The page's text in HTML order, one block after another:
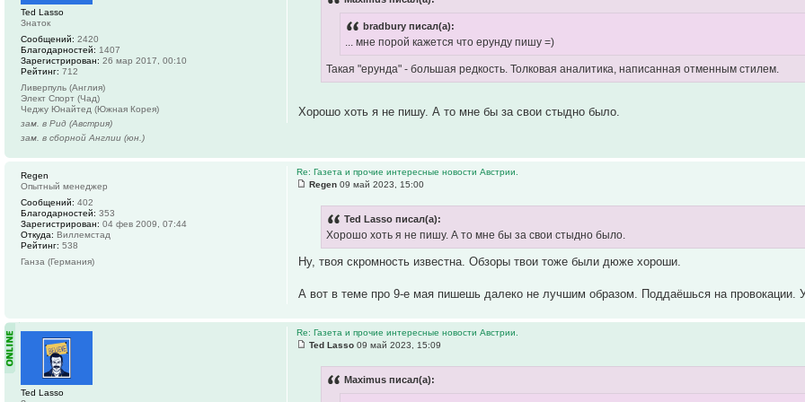
bradbury писал(а):
... мне порой кажется что ерунду пишу =)
Такая "ерунда" - большая редкость. Толковая аналитика, написанная отменным стилем.
Хорошо хоть я не пишу. А то мне бы за свои стыдно было.
Ted Lasso
Знаток
Сообщений: 2420
Благодарностей: 1407
Зарегистрирован: 26 мар 2017, 00:10
Рейтинг: 712
Ливерпуль (Англия)
Элект Спорт (Чад)
Чеджу Юнайтед (Южная Корея)
зам. в Рид (Австрия)
зам. в сборной Англии (юн.)
Re: Газета и прочие интересные новости Австрии.
Regen 09 май 2023, 15:00
Ted Lasso писал(а):
Хорошо хоть я не пишу. А то мне бы за свои стыдно было.
Ну, твоя скромность известна. Обзоры твои тоже были дюже хороши.
А вот в теме про 9-е мая пишешь далеко не лучшим образом. Поддаёшься на провокации.
Regen
Опытный менеджер
Сообщений: 402
Благодарностей: 353
Зарегистрирован: 04 фев 2009, 07:44
Откуда: Виллемстад
Рейтинг: 538
Ганза (Германия)
Re: Газета и прочие интересные новости Австрии.
Ted Lasso 09 май 2023, 15:09
Maximus писал(а):
Ted Lasso